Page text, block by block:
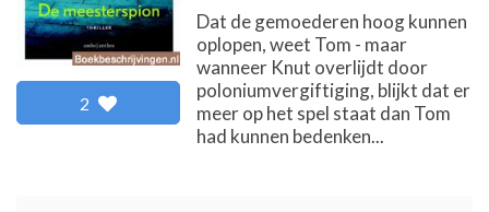
2
Dat de gemoederen hoog kunnen
oplopen, weet Tom - maar
wanneer Knut overlijdt door
poloniumvergiftiging, blijkt dat er
meer op het spel staat dan Tom
had kunnen bedenken...